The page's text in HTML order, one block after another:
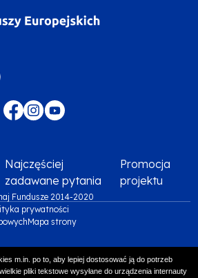
m.in. po to, aby lepiej dostosować ją do potrzeb
pliki tekstowe wysyłane do urządzenia internauty
footer
społecznościowe
Najczęściej
zadawane pytania
Promocja
projektu
Fundusze 2014-2020
prywatności
Mapa strony